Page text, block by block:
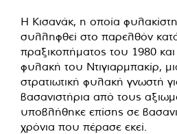
Η Κισανάκ, η οποία
συλληφθεί στο παρελθόν
πραξικοπήματος του 1980 και
φυλακή του Ντιγιαρμπακίρ,
στρατιωτική φυλακή γνωστή
βασανιστήρια από τους
υποβλήθηκε επίσης σε
χρόνια που πέρασε εκεί.